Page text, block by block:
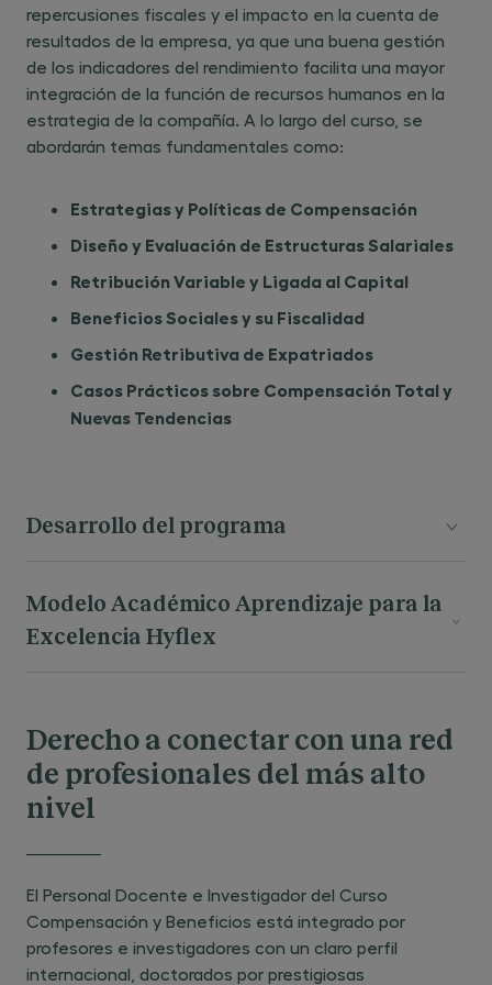
repercusiones fiscales y el impacto en la cuenta de
resultados de la empresa, ya que una buena gestión
de los indicadores del rendimiento facilita una mayor
integración de la función de recursos humanos en la
estrategia de la compañía. A lo largo del curso, se
abordarán temas fundamentales como:
Estrategias y Políticas de Compensación
Diseño y Evaluación de Estructuras Salariales
Retribución Variable y Ligada al Capital
Beneficios Sociales y su Fiscalidad
Gestión Retributiva de Expatriados
Casos Prácticos sobre Compensación Total y
Nuevas Tendencias
Desarrollo del programa
Estrategias y políticas de
Descripción de puestos, valoración y
mapa de puestos
personales y de puesto
Valoración de puestos
Estructuras salariales: diseño y
Modelo Académico Aprendizaje para la
Excelencia Hyflex
la Excelencia HyFlexes un modelo académico
flexible y personalizado que integra el aula
presencial y virtual.
tecnología aplicada a la educación, se
amplían exponencialmente las posibilidades de
aprendizaje con un enfoque eminentemente
prácticoque permite una inmersión real en el
Derecho a conectar con una red
de profesionales del más alto
nivel
El Personal Docente e Investigador del Curso
Compensación y Beneficios está integrado por
profesores e investigadores con un claro perfil
internacional, doctorados por prestigiosas